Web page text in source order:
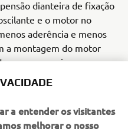
dianteira de fixação
e o motor no
aderência e menos
a montagem do motor
peso era mais
combinação com pneus
antes vista em qualquer
a entender os visitantes
melhorar o nosso